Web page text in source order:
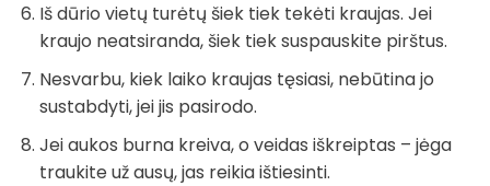
Iš dūrio vietų turėtų šiek tiek tekėti kraujas. Jei
kraujo neatsiranda, šiek tiek suspauskite pirštus.
Nesvarbu, kiek laiko kraujas tęsiasi, nebūtina jo
sustabdyti, jei jis pasirodo.
Jei aukos burna kreiva, o veidas iškreiptas – jėga
traukite už ausų, jas reikia ištiesinti.